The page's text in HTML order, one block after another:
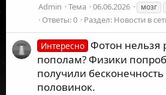
Admin
Тема 06.06.2026 мозг
Ответы: 0 Раздел: Новости в
Интересно Фотон нельзя
пополам? Физики
получили
половинок.